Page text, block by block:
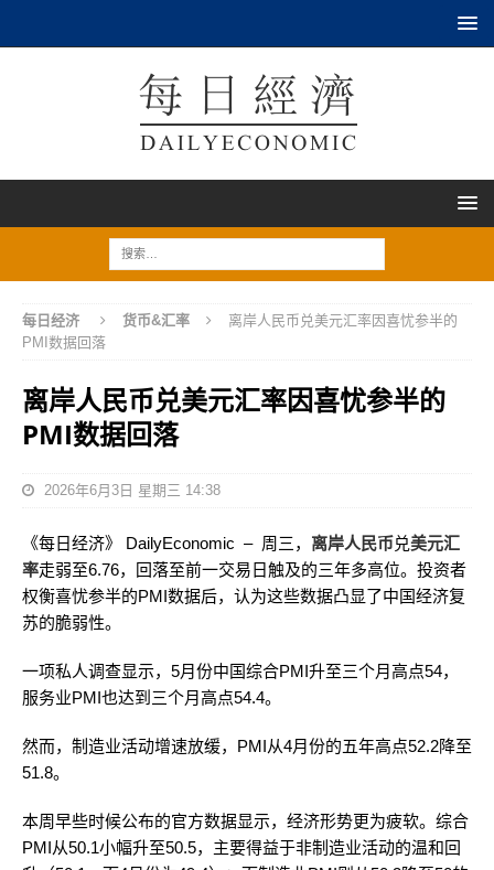
每日经济 货币&汇率
离岸人民币兑美元汇率因喜忧参半的
PMI数据回落
离岸人民币兑美元汇率因喜忧参半的
PMI数据回落
2026年6月3日 星期三 14:38
《每日经济》 DailyEconomic – 周三， 离岸人民币兑美元汇
率走弱至6.76，回落至前一交易日触及的三年多高位。投资者
权衡喜忧参半的PMI数据后，认为这些数据凸显了中国经济复
苏的脆弱性。
一项私人调查显示，5月份中国综合PMI升至三个月高点54，
服务业PMI也达到三个月高点54.4。
然而，制造业活动增速放缓，PMI从4月份的五年高点52.2降至
51.8。
本周早些时候公布的官方数据显示，经济形势更为疲软。综合
PMI从50.1小幅升至50.5，主要得益于非制造业活动的温和回